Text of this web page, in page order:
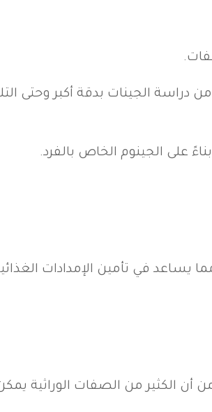
دراسة الجينات بدقة أكبر وحتى
على الجينوم الخاص بالفرد.
يساعد في تأمين الإمدادات
أن الكثير من الصفات الوراثية